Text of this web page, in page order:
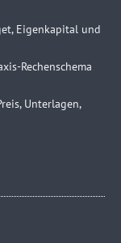
Eigenkapital und
Rechenschema
Unterlagen,